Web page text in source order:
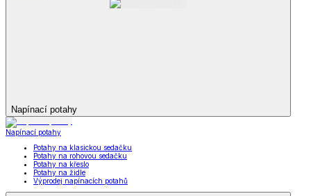
Napínací potahy
Napínací potahy
Potahy na klasickou sedačku
Potahy na rohovou sedačku
Potahy na křeslo
Potahy na židle
Výprodej napínacích potahů